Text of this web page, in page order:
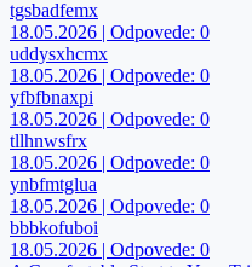
tgsbadfemx
18.05.2026 | Odpovede: 0
uddysxhcmx
18.05.2026 | Odpovede: 0
yfbfbnaxpi
18.05.2026 | Odpovede: 0
tllhnwsfrx
18.05.2026 | Odpovede: 0
ynbfmtglua
18.05.2026 | Odpovede: 0
bbbkofuboi
18.05.2026 | Odpovede: 0